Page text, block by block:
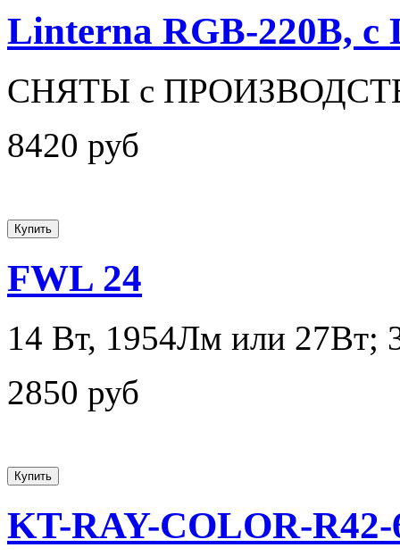
Linterna RGB-220В, с
СНЯТЫ с
8420 руб
FWL 24
14 Вт, 1954Лм или 27Вт;
2850 руб
KT-RAY-COLOR-